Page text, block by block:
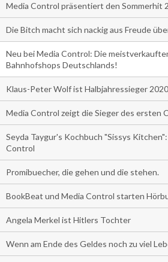
Media Control präsentiert den Sommerhit
Die Bitch macht sich nackig aus Freude
Neu bei Media Control: Die
Bahnhofshops Deutschlands!
Klaus-Peter Wolf ist Halbjahressieger 2020
Media Control zeigt die Sieger des ersten
Seyda Taygur's Kochbuch "Sissys
Control
Promibuecher, die gehen und die stehen.
BookBeat und Media Control starten
Angela Merkel ist Hitlers Tochter
Wenn am Ende des Geldes noch zu viel